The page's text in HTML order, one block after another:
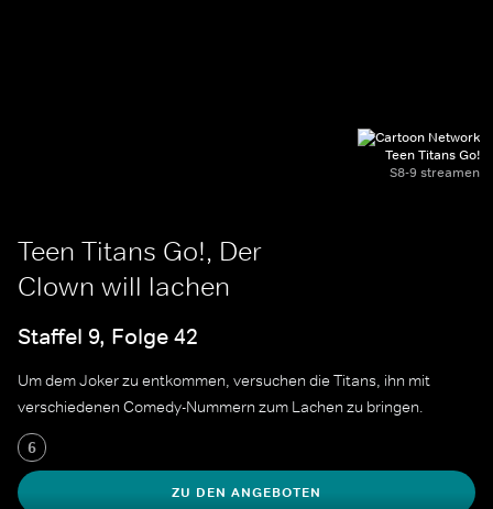
Teen Titans Go!
S8-9 streamen
Teen Titans Go!, Der
Clown will lachen
Staffel 9, Folge 42
Um dem Joker zu entkommen, versuchen die Titans, ihn mit
verschiedenen Comedy-Nummern zum Lachen zu bringen.
6
ZU DEN ANGEBOTEN